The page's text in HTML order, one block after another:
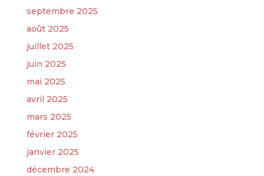
septembre 2025
août 2025
juillet 2025
juin 2025
mai 2025
avril 2025
mars 2025
février 2025
janvier 2025
décembre 2024